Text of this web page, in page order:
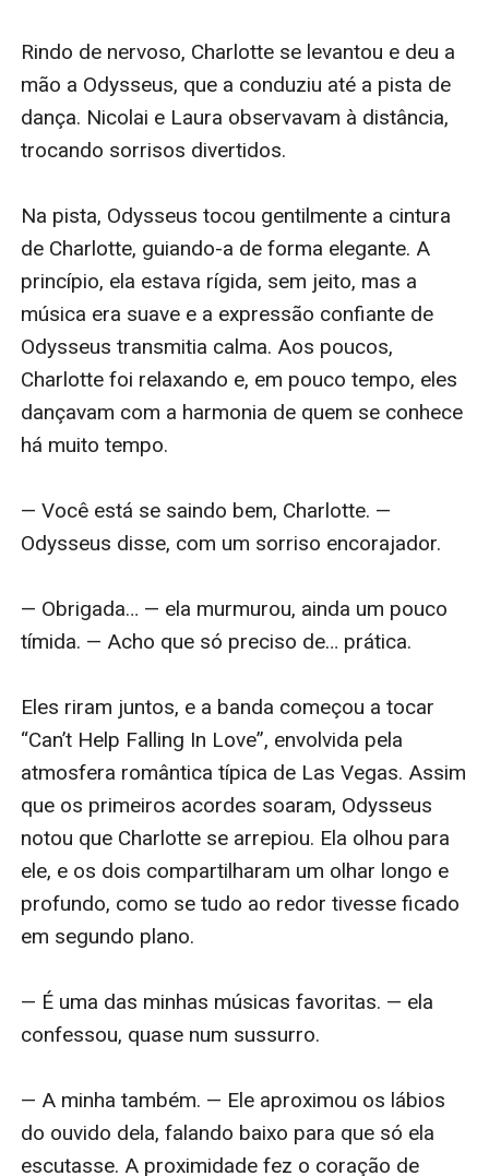
Rindo de nervoso, Charlotte se levantou e deu a
mão a Odysseus, que a conduziu até a pista de
dança. Nicolai e Laura observavam à distância,
trocando sorrisos divertidos.
Na pista, Odysseus tocou gentilmente a cintura
de Charlotte, guiando-a de forma elegante. A
princípio, ela estava rígida, sem jeito, mas a
música era suave e a expressão confiante de
Odysseus transmitia calma. Aos poucos,
Charlotte foi relaxando e, em pouco tempo, eles
dançavam com a harmonia de quem se conhece
há muito tempo.
— Você está se saindo bem, Charlotte. —
Odysseus disse, com um sorriso encorajador.
— Obrigada… — ela murmurou, ainda um pouco
tímida. — Acho que só preciso de… prática.
Eles riram juntos, e a banda começou a tocar
“Can’t Help Falling In Love”, envolvida pela
atmosfera romântica típica de Las Vegas. Assim
que os primeiros acordes soaram, Odysseus
notou que Charlotte se arrepiou. Ela olhou para
ele, e os dois compartilharam um olhar longo e
profundo, como se tudo ao redor tivesse ficado
em segundo plano.
— É uma das minhas músicas favoritas. — ela
confessou, quase num sussurro.
— A minha também. — Ele aproximou os lábios
do ouvido dela, falando baixo para que só ela
escutasse. A proximidade fez o coração de